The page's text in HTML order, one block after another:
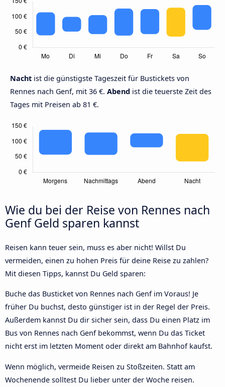
Nacht ist die günstigste Tageszeit für Bustickets von
Rennes nach Genf, mit 36 €. Abend ist die teuerste Zeit des
Tages mit Preisen ab 81 €.
Wie du bei der Reise von Rennes nach
Genf Geld sparen kannst
Reisen kann teuer sein, muss es aber nicht! Willst Du
vermeiden, einen zu hohen Preis für deine Reise zu zahlen?
Mit diesen Tipps, kannst Du Geld sparen:
Buche das Busticket von Rennes nach Genf im Voraus! Je
früher Du buchst, desto günstiger ist in der Regel der Preis.
Außerdem kannst Du dir sicher sein, dass Du einen Platz im
Bus von Rennes nach Genf bekommst, wenn Du das Ticket
nicht erst im letzten Moment oder direkt am Bahnhof kaufst.
Wenn möglich, vermeide Reisen zu Stoßzeiten. Statt am
Wochenende solltest Du lieber unter der Woche reisen.